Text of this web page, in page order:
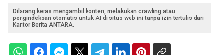
Dilarang keras mengambil konten, melakukan crawling atau
pengindeksan otomatis untuk AI di situs web ini tanpa izin tertulis dari
Kantor Berita ANTARA.